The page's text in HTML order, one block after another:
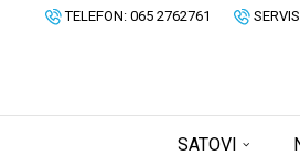
TELEFON: 065 2762761
SATOVI